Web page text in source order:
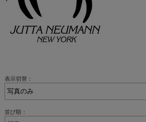
表示切替：
並び順：